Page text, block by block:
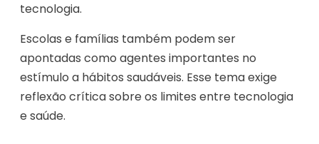
tecnologia.
Escolas e famílias também podem ser
apontadas como agentes importantes no
estímulo a hábitos saudáveis. Esse tema exige
reflexão crítica sobre os limites entre tecnologia
e saúde.